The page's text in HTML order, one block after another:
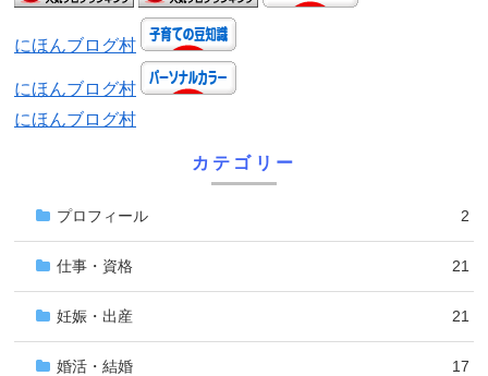
にほんブログ村
にほんブログ村
にほんブログ村
カテゴリー
プロフィール 2
仕事・資格 21
妊娠・出産 21
婚活・結婚 17